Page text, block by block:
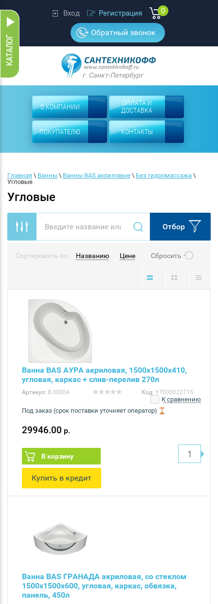
Вход Регистрация 0
Обратный звонок
г. Санкт-Петербург
О КОМПАНИИ
ОПЛАТА И
ДОСТАВКА
ПОКУПАТЕЛЮ КОНТАКТЫ
Главная \ Ванны \ Ванны BAS акриловые \ Без гидромассажа
Угловые
Угловые
Отбор
Сортировать по: Названию Цене Сбросить
Ванна BAS АУРА акриловая, 1500х1500х410,
угловая, каркас + слив-перелив 270л
Артикул: В 00004 Код: УТ000022715
К сравнению
Под заказ (срок поставки уточняет оператор)
29946.00 р.
В корзину
Купить в кредит
Ванна BAS ГРАНАДА акриловая, со стеклом
1500х1500х600, угловая, каркас, обвязка,
панель, 450л